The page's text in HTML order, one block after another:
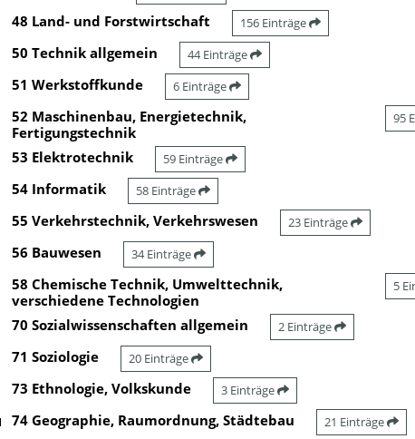
48 Land- und Forstwirtschaft 156 Einträge
50 Technik allgemein 44 Einträge
51 Werkstoffkunde 6 Einträge
52 Maschinenbau, Energietechnik,
Fertigungstechnik
95
53 Elektrotechnik 59 Einträge
54 Informatik 58 Einträge
55 Verkehrstechnik, Verkehrswesen 23 Einträge
56 Bauwesen 34 Einträge
58 Chemische Technik, Umwelttechnik,
verschiedene Technologien
5
70 Sozialwissenschaften allgemein 2 Einträge
71 Soziologie 20 Einträge
73 Ethnologie, Volkskunde 3 Einträge
74 Geographie, Raumordnung, Städtebau 21 Einträge